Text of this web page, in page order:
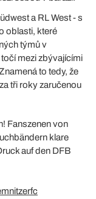
a RL West - s
oblasti, které
týmů v
mezi zbývajícími
to tedy, že
tři roky zaručenou
Fanszenen von
klare
auf den DFB